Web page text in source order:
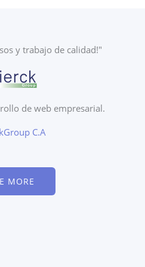
y trabajo de calidad!"
de web empresarial.
C.A
MORE